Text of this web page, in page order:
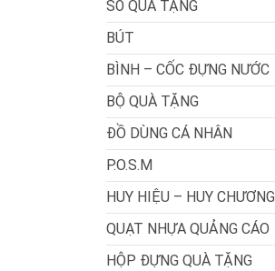
SỔ QUÀ TẶNG
BÚT
BÌNH – CỐC ĐỰNG NƯỚC
BỘ QUÀ TẶNG
ĐỒ DÙNG CÁ NHÂN
P.O.S.M
HUY HIỆU – HUY CHƯƠNG
QUẠT NHỰA QUẢNG CÁO
HỘP ĐỰNG QUÀ TẶNG